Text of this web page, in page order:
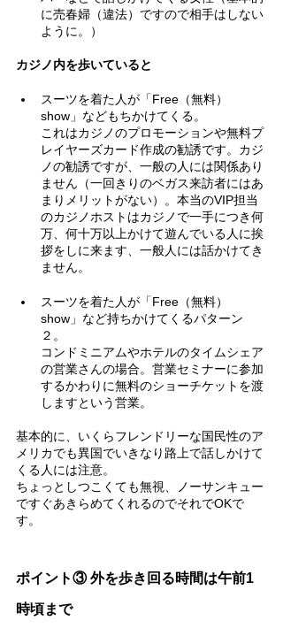
に売春婦（違法）ですので相手はしない
ように。）
カジノ内を歩いていると
スーツを着た人が「Free（無料）
show」などもちかけてくる。
これはカジノのプロモーションや無料プ
レイヤーズカード作成の勧誘です。カジ
ノの勧誘ですが、一般の人には関係あり
ません（一回きりのベガス来訪者にはあ
まりメリットがない）。本当のVIP担当
のカジノホストはカジノで一手につき何
万、何十万以上かけて遊んでいる人に挨
拶をしに来ます、一般人には話かけてき
ません。
スーツを着た人が「Free（無料）
show」など持ちかけてくるパターン
２。
コンドミニアムやホテルのタイムシェア
の営業さんの場合。営業セミナーに参加
するかわりに無料のショーチケットを渡
しますという営業。
基本的に、いくらフレンドリーな国民性のア
メリカでも異国でいきなり路上で話しかけて
くる人には注意。
ちょっとしつこくても無視、ノーサンキュー
ですぐあきらめてくれるのでそれでOKで
す。
ポイント③ 外を歩き回る時間は午前1
時頃まで